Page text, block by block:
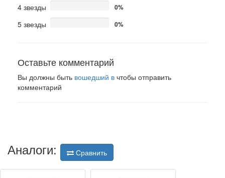
4 звезды 0%
5 звезды 0%
Оставьте комментарий
Вы должны быть вошедший в чтобы отправить
комментарий
Аналоги: Сравнить